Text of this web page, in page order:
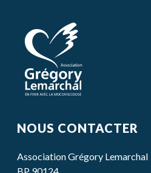
NOUS CONTACTER
Association Grégory Lemarchal